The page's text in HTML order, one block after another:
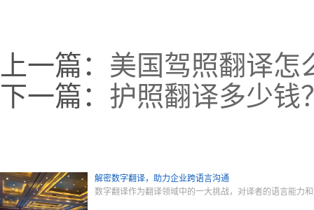
上一篇： 美国驾照翻译怎
下一篇： 护照翻译多少钱
解密数字翻译，助力企业跨语言沟通
数字翻译作为翻译领域中的一大挑战，对译者的语言能力